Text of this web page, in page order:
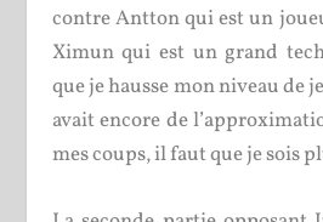
contre Antton qui est un
Ximun qui est un grand
que je hausse mon niveau de
avait encore de
mes coups, il faut que je sois